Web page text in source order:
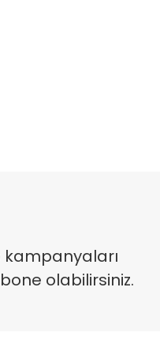
olabilirsiniz.